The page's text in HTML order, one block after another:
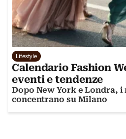
Lifestyle
Calendario Fashion
eventi e tendenze
Dopo New York e Londra,
concentrano su Milano